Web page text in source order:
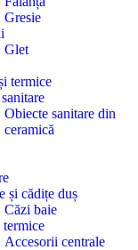
Gresie
Glet
termice
Obiecte sanitare din
ceramică
și cădițe duș
Căzi baie
termice
Accesorii centrale